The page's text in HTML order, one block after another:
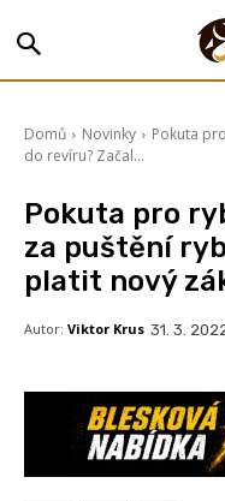
Domů Novinky
Pokuta
do revíru? Začal...
Pokuta pro
za puštění
platit nový
Autor: Viktor Krus 31. 3.